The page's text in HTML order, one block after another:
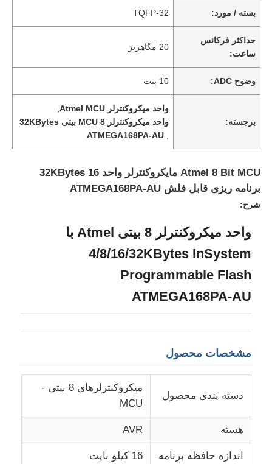
ویدیو
بسته / مورد: TQFP-32
حداکثر فرکانس
ساعت:
20 مگاهرتز
وضوح ADC: 10 بیت
برجسته:
واحد میکروکنترلر Atmel MCU
واحد میکروکنترلر MCU 8 بیتی 32KBytes
,
ATMEGA168PA-AU
Atmel 8 Bit MCU مایکروکنترلر واحد 16 32KBytes
برنامه ریزی قابل فلش ATMEGA168PA-AU
شرح:
واحد میکروکنترلر 8 بیتی Atmel با
4/8/16/32KBytes InSystem
Programmable Flash
ATMEGA168PA-AU
مشخصات محصول
دسته بندی محصول
میکروکنترلرهای 8 بیتی -
MCU
هسته AVR
اندازه حافظه برنامه 16 کیلو بایت